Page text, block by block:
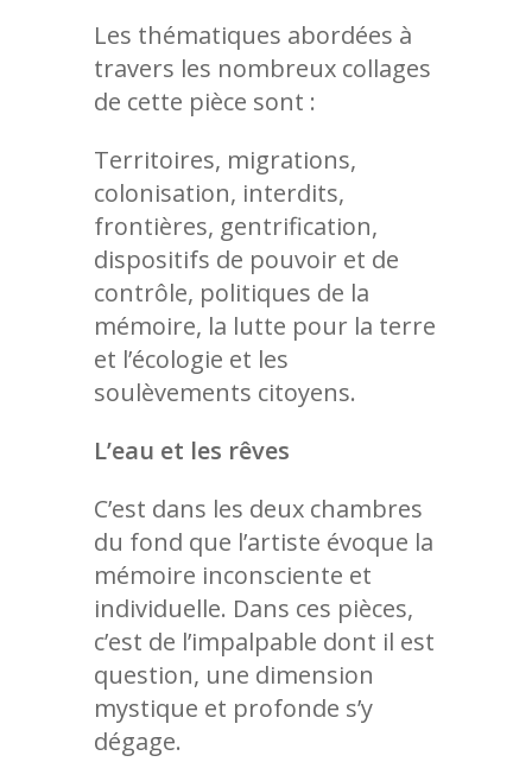
Les thématiques abordées à
travers les nombreux collages
de cette pièce sont :
Territoires, migrations,
colonisation, interdits,
frontières, gentrification,
dispositifs de pouvoir et de
contrôle, politiques de la
mémoire, la lutte pour la terre
et l’écologie et les
soulèvements citoyens.
L’eau et les rêves
C’est dans les deux chambres
du fond que l’artiste évoque la
mémoire inconsciente et
individuelle. Dans ces pièces,
c’est de l’impalpable dont il est
question, une dimension
mystique et profonde s’y
dégage.